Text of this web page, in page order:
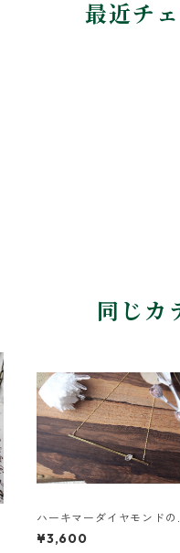
最近チ
同じカ
ハーキマーダイヤモンドの
真鍮バーネックレス
¥3,600